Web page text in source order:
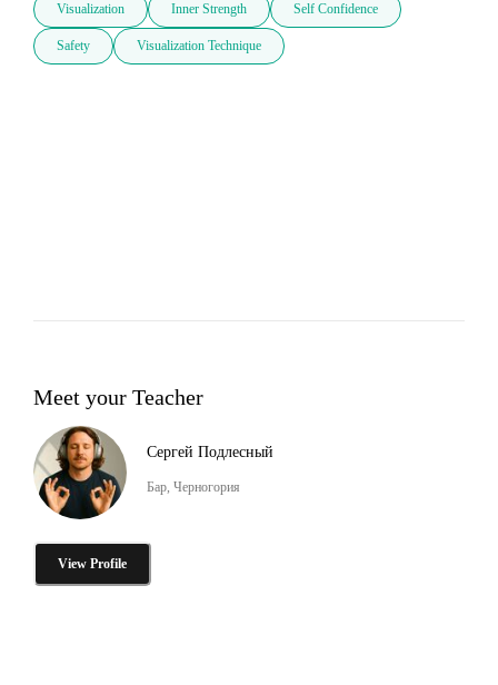
Visualization Inner Strength Self Confidence
Safety Visualization Technique
Meet your Teacher
Сергей Подлесный
Бар, Черногория
View Profile